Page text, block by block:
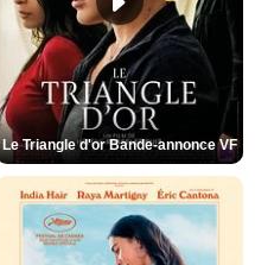
Le Triangle d'or Bande-annonce VF